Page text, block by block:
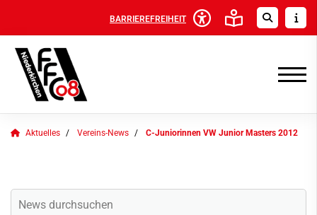
BARRIEREFREIHEIT
Aktuelles Vereins-News C-Juniorinnen VW Junior Masters 2012